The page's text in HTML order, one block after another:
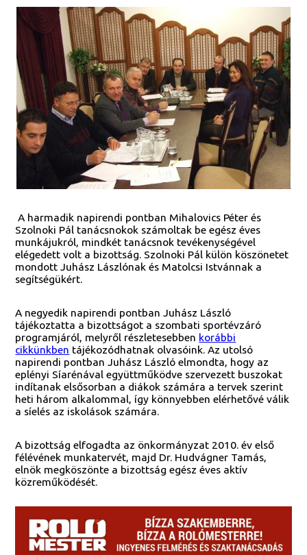
A harmadik napirendi pontban Mihalovics Péter és
Szolnoki Pál tanácsnokok számoltak be egész éves
munkájukról, mindkét tanácsnok tevékenységével
elégedett volt a bizottság. Szolnoki Pál külön köszönetet
mondott Juhász Lászlónak és Matolcsi Istvánnak a
segítségükért.
A negyedik napirendi pontban Juhász László
tájékoztatta a bizottságot a szombati sportévzáró
programjáról, melyről részletesebben korábbi
cikkünkben tájékozódhatnak olvasóink. Az utolsó
napirendi pontban Juhász László elmondta, hogy az
eplényi Síarénával együttműködve szervezett buszokat
indítanak elsősorban a diákok számára a tervek szerint
heti három alkalommal, így könnyebben elérhetővé válik
a síelés az iskolások számára.
A bizottság elfogadta az önkormányzat 2010. év első
félévének munkatervét, majd Dr. Hudvágner Tamás,
elnök megköszönte a bizottság egész éves aktív
közreműködését.